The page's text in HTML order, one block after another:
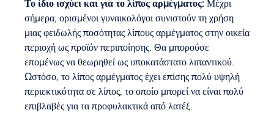
Το ίδιο ισχύει και για το λίπος αρμέγματος:Μέχρι
σήμερα, ορισμένοι γυναικολόγοι συνιστούν τη χρήση
μιας φειδωλής ποσότητας λίπους αρμέγματος στην οικεία
περιοχή ως προϊόν περιποίησης. Θα μπορούσε
επομένως να θεωρηθεί ως υποκατάστατο λιπαντικού.
Ωστόσο, το λίπος αρμέγματος έχει επίσης πολύ υψηλή
περιεκτικότητα σε λίπος, το οποίο μπορεί να είναι πολύ
επιβλαβές για τα προφυλακτικά από λατέξ.